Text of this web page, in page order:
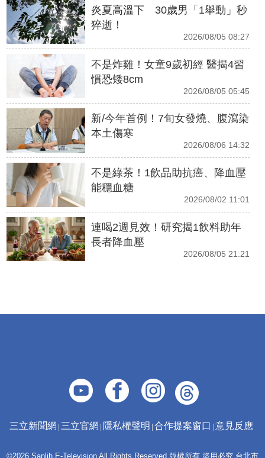
炎夏高溫下 30歲男「1舉動」秒
猝逝！
2026/08/05 08:27
不是炸雞！女童9歲初經 醫揭4習
慣恐矮8cm
2026/08/05 05:45
新/今年首例！7旬女發燒、腹瀉染
本土傷寒
2026/08/06 14:32
不是綠茶！1飲品助抗癌、降血壓
能穩血糖
2026/08/02 11:01
連喝2週見效！研究揭1飲料助年
長者降血壓
2026/08/05 21:21
三立新聞網 三立官網 隱私權聲明 合作提案窗口 意見反應
©2026 Sanlih E-Television All Rights Reserved 版權所有 盜用必究 台北市